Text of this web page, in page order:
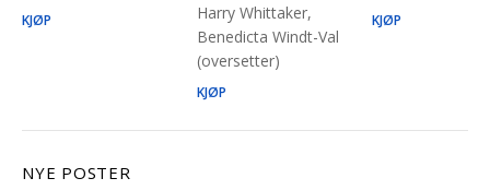
KJØP
Harry Whittaker,
Benedicta Windt-Val
(oversetter)
KJØP
KJØP
NYE POSTER